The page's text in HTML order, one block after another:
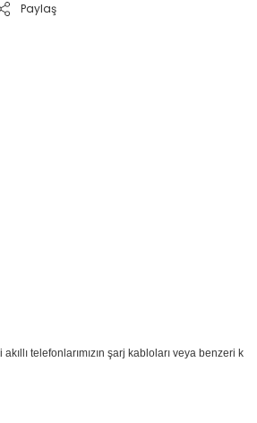
Paylaş
telefonlarımızın şarj kabloları veya benzeri k